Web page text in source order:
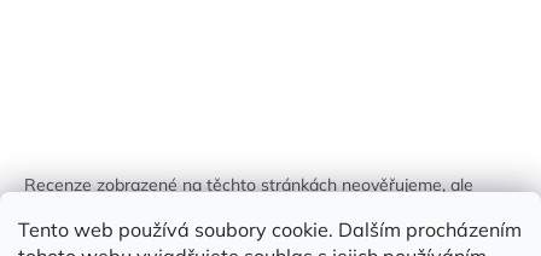
Tento web používá soubory cookie. Dalším procházením
Recenze zobrazené na těchto stránkách neověřujeme, ale
identifikován.